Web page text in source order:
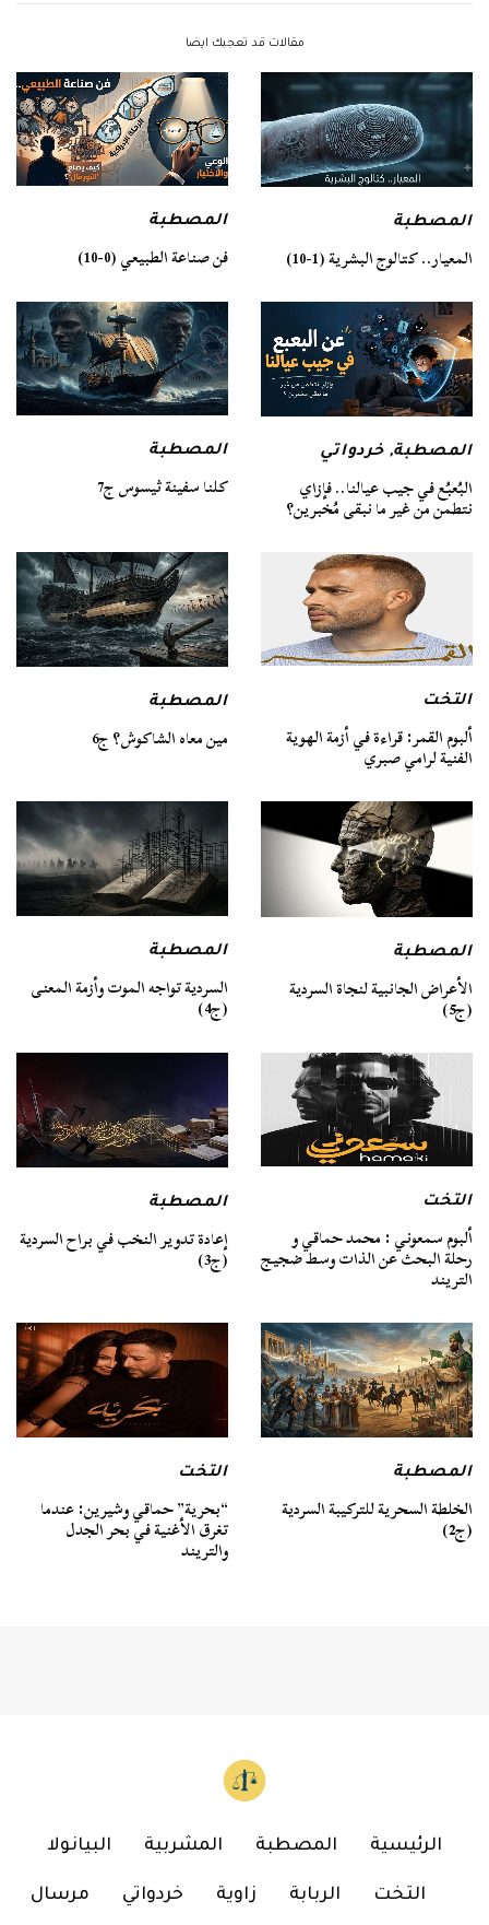
مقالات قد تعجبك ايضا
المصطبة
المعيار.. كتالوج البشرية (1-10)
المصطبة
فن صناعة الطبيعي (0-10)
المصطبة,خردواتي
البُعبُع في جيب عيالنا.. فإزاي
نتطمن من غير ما نبقى مُخبرين؟
المصطبة
كلنا سفينة ثيسوس ج7
التخت
ألبوم القمر: قراءة في أزمة الهوية
الفنية لرامي صبري
المصطبة
مين معاه الشاكوش؟ ج6
المصطبة
الأعراض الجانبية لنجاة السردية
(ج5)
المصطبة
السردية تواجه الموت وأزمة المعنى
(ج4)
التخت
ألبوم سمعوني : محمد حماقي و
رحلة البحث عن الذات وسط ضجيج
التريند
المصطبة
إعادة تدوير النخب في براح السردية
(ج3)
المصطبة
الخلطة السحرية للتركيبة السردية
(ج2)
التخت
“بحرية” حماقي وشيرين: عندما
تغرق الأغنية في بحر الجدل
والتريند
الرئيسية المصطبة المشربية البيانولا
التخت الربابة زاوية خردواتي مرسال